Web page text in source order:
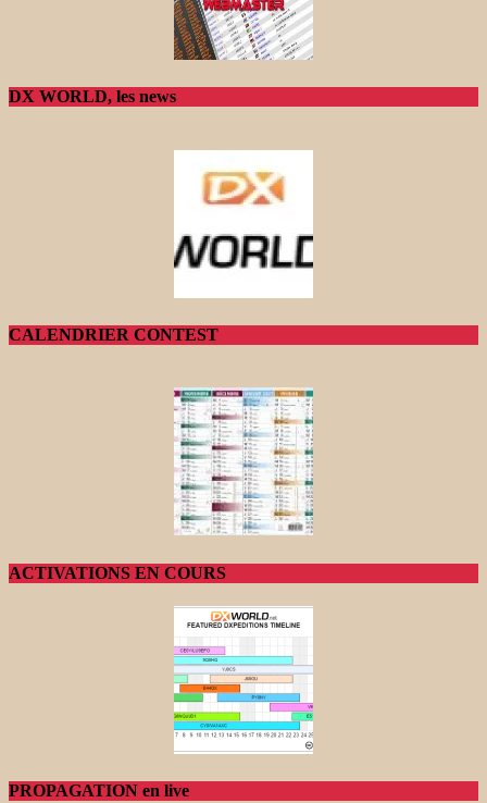
DX WORLD, les news
CALENDRIER CONTEST
ACTIVATIONS EN COURS
PROPAGATION en live